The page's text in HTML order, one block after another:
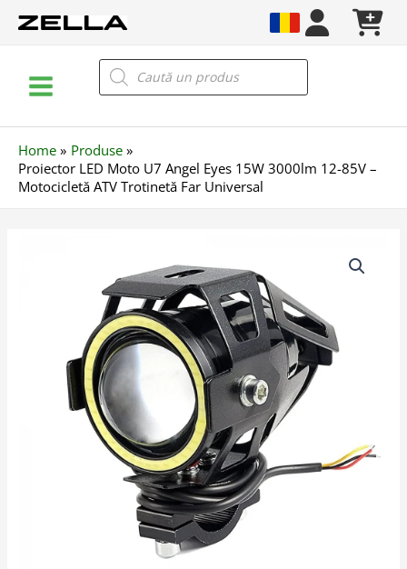
Menu
Products
search
Home
Produse
Proiector LED Moto U7 Angel Eyes 15W 3000lm 12-85V –
Motocicletă ATV Trotinetă Far Universal